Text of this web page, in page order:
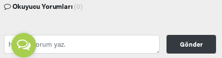
Okuyucu Yorumları (0)
Gönder